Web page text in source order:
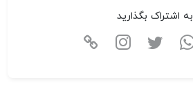
به اشتراک بگذارید